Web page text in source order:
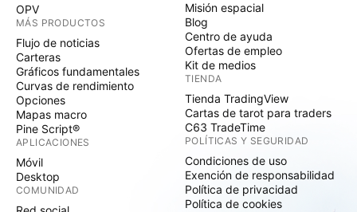
OPV
MÁS PRODUCTOS
Flujo de noticias
Carteras
Gráficos fundamentales
Curvas de rendimiento
Opciones
Mapas macro
Pine Script®
APLICACIONES
Móvil
Desktop
COMUNIDAD
Misión espacial
Blog
Centro de ayuda
Ofertas de empleo
Kit de medios
TIENDA
Tienda TradingView
Cartas de tarot para traders
C63 TradeTime
POLÍTICAS Y SEGURIDAD
Condiciones de uso
Exención de responsabilidad
Política de privacidad
Política de cookies